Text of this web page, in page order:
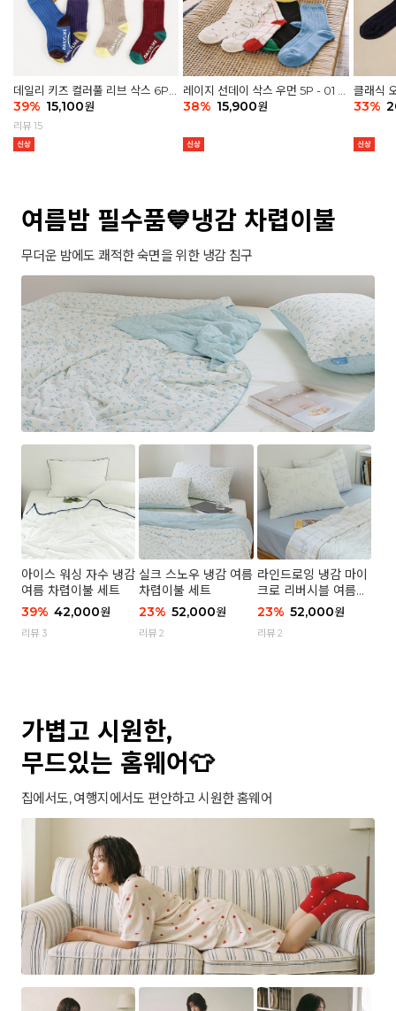
데일리 키즈 컬러풀 리브 삭스 6P -
03 세트
39% 15,100원
리뷰 15
레이지 선데이 삭스 우먼 5P - 01 G
athering
38% 15,900원
클래식
세트
33%
여름밤 필수품💙냉감 차렵이불
무더운 밤에도 쾌적한 숙면을 위한 냉감 침구
아이스 워싱 자수 냉감
여름 차렵이불 세트
39% 42,000원
리뷰 3
실크 스노우 냉감 여름
차렵이불 세트
23% 52,000원
리뷰 2
라인드로잉 냉감 마이
크로 리버시블 여름이
불 세트
23% 52,000원
리뷰 2
가볍고 시원한,
무드있는 홈웨어👕
집에서도, 여행지에서도 편안하고 시원한 홈웨어